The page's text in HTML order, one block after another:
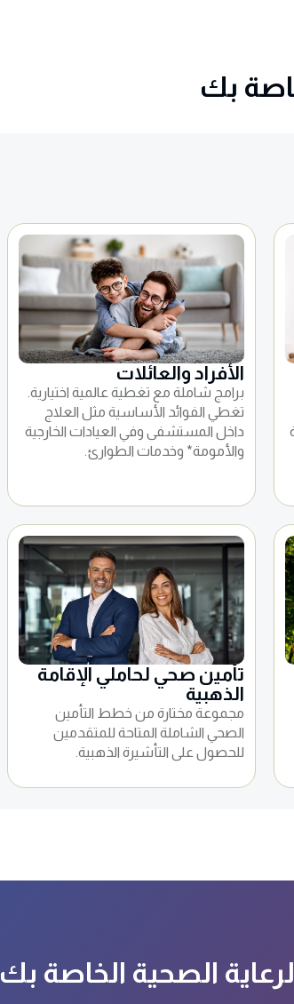
بك
الأفراد والعائلات
برامج شاملة مع تغطية عالمية اختيارية.
تغطي الفوائد الأساسية مثل العلاج
داخل المستشفى وفي العيادات الخارجية
والأمومة* وخدمات الطوارئ.
تأمين صحي لحاملي الإقامة
الذهبية
مجموعة مختارة من خطط التأمين
الصحي الشاملة المتاحة للمتقدمين
للحصول على التأشيرة الذهبية.
الصحية الخاصة بك